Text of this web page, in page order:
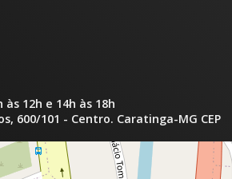
12h e 14h às 18h
600/101 - Centro. Caratinga-MG CEP